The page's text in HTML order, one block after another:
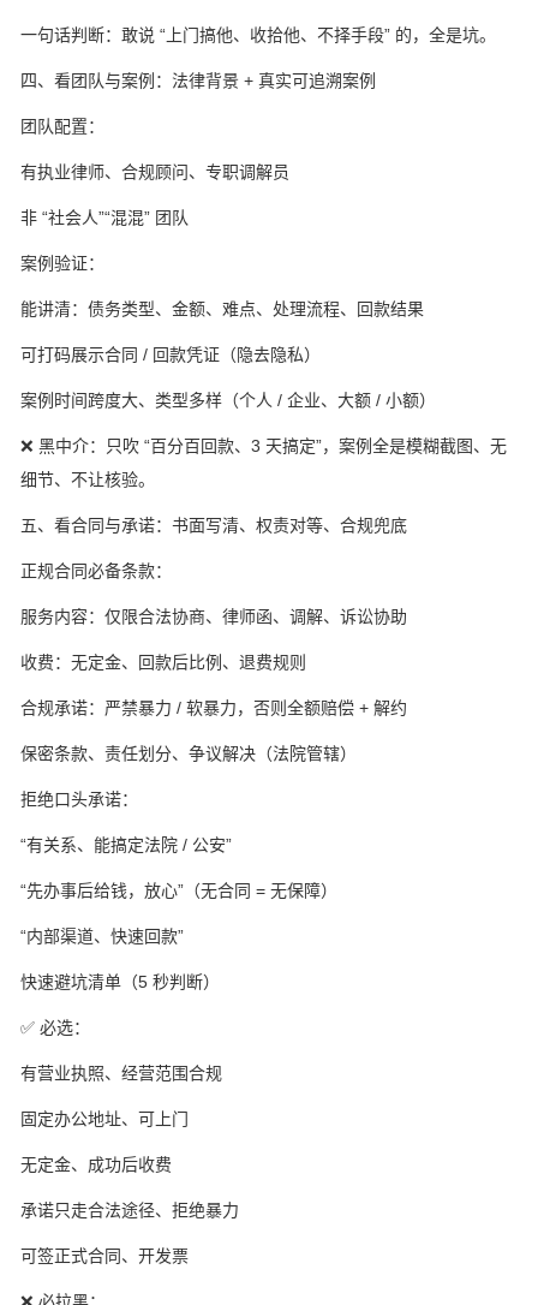
一句话判断：敢说 “上门搞他、收拾他、不择手段” 的，全是坑。
四、看团队与案例：法律背景 + 真实可追溯案例
团队配置：
有执业律师、合规顾问、专职调解员
非 “社会人”“混混” 团队
案例验证：
能讲清：债务类型、金额、难点、处理流程、回款结果
可打码展示合同 / 回款凭证（隐去隐私）
案例时间跨度大、类型多样（个人 / 企业、大额 / 小额）
❌ 黑中介：只吹 “百分百回款、3 天搞定”，案例全是模糊截图、无
细节、不让核验。
五、看合同与承诺：书面写清、权责对等、合规兜底
正规合同必备条款：
服务内容：仅限合法协商、律师函、调解、诉讼协助
收费：无定金、回款后比例、退费规则
合规承诺：严禁暴力 / 软暴力，否则全额赔偿 + 解约
保密条款、责任划分、争议解决（法院管辖）
拒绝口头承诺：
“有关系、能搞定法院 / 公安”
“先办事后给钱，放心”（无合同 = 无保障）
“内部渠道、快速回款”
快速避坑清单（5 秒判断）
✅ 必选：
有营业执照、经营范围合规
固定办公地址、可上门
无定金、成功后收费
承诺只走合法途径、拒绝暴力
可签正式合同、开发票